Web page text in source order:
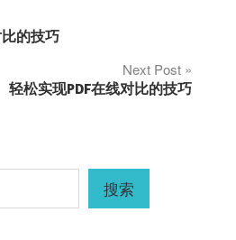
的技巧
Next Post
轻松实现PDF在线对比的技巧
搜索